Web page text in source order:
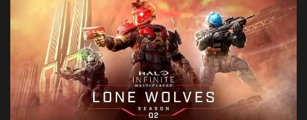
NACHRICHTEN
ANMELDEN ODER REGISTRIEREN